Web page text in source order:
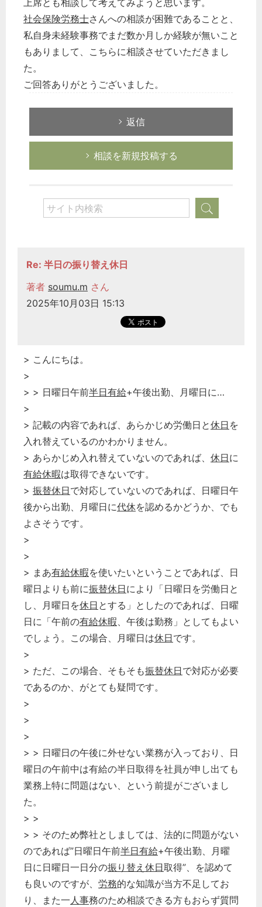
上席とも相談して考えてみようと思います。
社会保険労務士さんへの相談が困難であることと、
私自身未経験事務でまだ数か月しか経験が無いこと
もありまして、こちらに相談させていただきまし
た。
ご回答ありがとうございました。
返信
相談を新規投稿する
Re: 半日の振り替え休日
著者 soumu.m さん
2025年10月03日 15:13
> こんにちは。
>
> > 日曜日午前半日有給+午後出勤、月曜日に…
>
> 記載の内容であれば、あらかじめ労働日と休日 を
入れ替えているのかわかりません。
> あらかじめ入れ替えていないのであれば、 休日に
有給休暇は取得できないです。
> 振替休日で対応していないのであれば、日曜日午
後から出勤、月曜日に代休を認めるかどうか、でも
よさそうです。
>
>
> まあ有給休暇を使いたいということであれば、日
曜日よりも前に振替休日により「日曜日を労働日と
し、月曜日を休日 とする」としたのであれば、日曜
日に「午前の有給休暇、午後は勤務」としてもよい
でしょう。この場合、月曜日は休日です。
>
> ただ、この場合、そもそも振替休日で対応が必要
であるのか、がとても疑問です。
>
>
>
> > 日曜日の午後に外せない業務が入っており、日
曜日の午前中は有給の半日取得を社員が申し出ても
業務上特に問題はない、という前提がございまし
た。
> >
> > そのため弊社としましては、法的に問題がない
のであれば”日曜日午前半日有給+午後出勤、月曜
日に日曜日一日分の振り替え休日取得”、を認めて
も良いのですが、 労務的な知識が当方不足してお
り、また一人事務のため相談できる方もおらず質問